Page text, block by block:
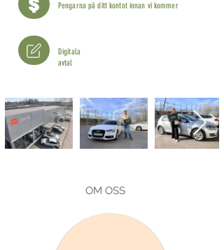
Pengarna på ditt kontot innan vi kommer
Digitala
avtal
OM OSS